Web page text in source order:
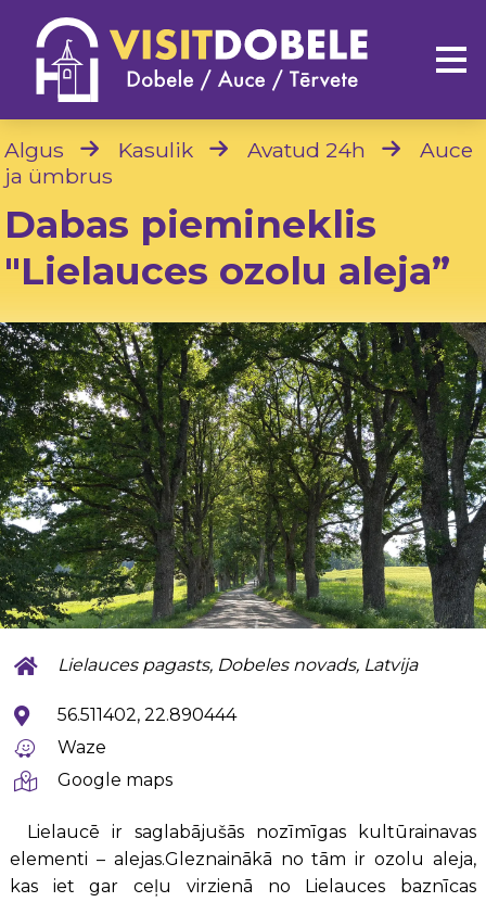
Algus Kasulik Avatud 24h
Auce
ja ümbrus
Dabas piemineklis
"Lielauces ozolu aleja”
Lielauces pagasts, Dobeles novads, Latvija
56.511402, 22.890444
Waze
Google maps
Lielaucē ir saglabājušās nozīmīgas kultūrainavas
elementi – alejas.Gleznainākā no tām ir ozolu aleja,
kas iet gar ceļu virzienā no Lielauces baznīcas